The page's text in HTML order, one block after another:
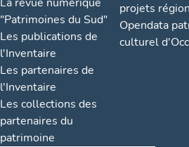
"Patrimoines du Sud"
Les publications de
l'Inventaire
Les partenaires de
l'Inventaire
Les collections des
partenaires du
patrimoine
projets
Opendata
culturel